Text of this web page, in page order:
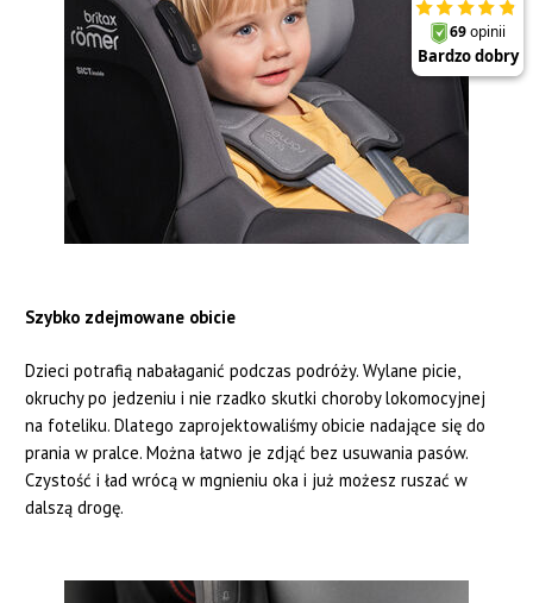
Szybko zdejmowane obicie
Dzieci potrafią nabałaganić podczas podróży. Wylane picie,
okruchy po jedzeniu i nie rzadko skutki choroby lokomocyjnej
na foteliku. Dlatego zaprojektowaliśmy obicie nadające się do
prania w pralce. Można łatwo je zdjąć bez usuwania pasów.
Czystość i ład wrócą w mgnieniu oka i już możesz ruszać w
dalszą drogę.